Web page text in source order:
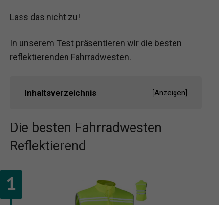
Lass das nicht zu!
In unserem Test präsentieren wir die besten
reflektierenden Fahrradwesten.
Inhaltsverzeichnis [Anzeigen]
Die besten Fahrradwesten
Reflektierend